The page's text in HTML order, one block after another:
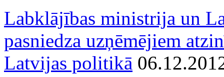
Labklājības ministrija un
pasniedza uzņēmējiem
Latvijas politikā